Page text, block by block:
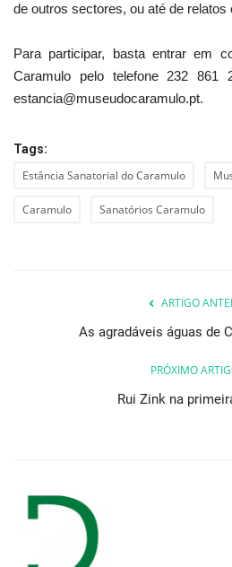
de outros sectores, ou até de relatos
Para participar, basta entrar em
Caramulo pelo telefone 232 861
estancia@museudocaramulo.pt.
Tags:
Estância Sanatorial do Caramulo
Caramulo Sanatórios Caramulo
ARTIGO
As agradáveis águas de
PRÓXIMO
Rui Zink na